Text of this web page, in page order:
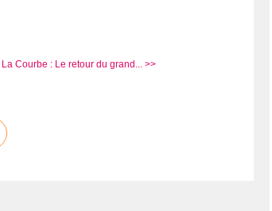
La Courbe : Le retour du grand... >>